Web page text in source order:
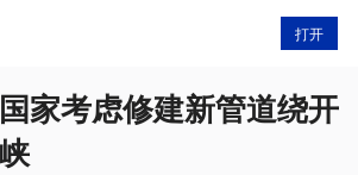
打开
家考虑修建新管道绕开